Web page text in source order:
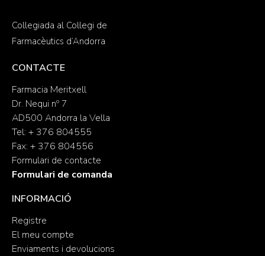
Col·legiada al Col·legi de
Farmacèutics d’Andorra
CONTACTE
Farmacia Meritxell
Dr. Nequi nº 7
AD500 Andorra la Vella
Tel: + 376 804555
Fax: + 376 804556
Formulari de contacte
Formulari de comanda
INFORMACIÓ
Registre
El meu compte
Enviaments i devolucions